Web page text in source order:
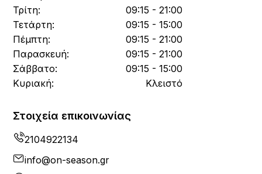
Τρίτη:
09:15 - 21:00
Τετάρτη:
09:15 - 15:00
Πέμπτη:
09:15 - 21:00
Παρασκευή:
09:15 - 21:00
Σάββατο:
09:15 - 15:00
Κυριακή:
Κλειστό
Στοιχεία επικοινωνίας
2104922134
info@on-season.gr